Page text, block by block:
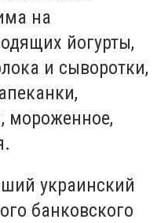
на
йогурты,
и сыворотки,
мороженное,
украинский
банковского